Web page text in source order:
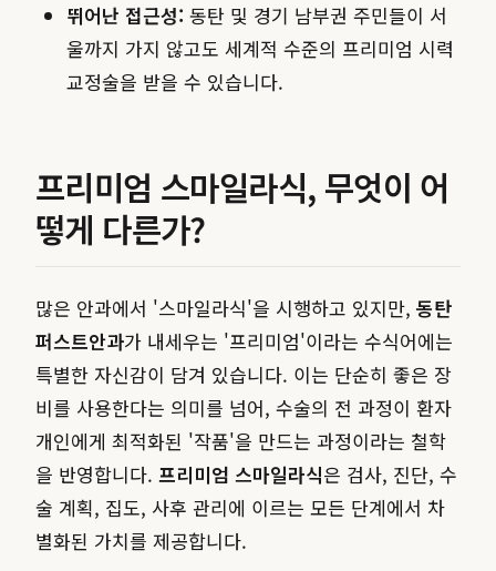
뛰어난 접근성: 동탄 및 경기 남부권 주민들이 서
울까지 가지 않고도 세계적 수준의 프리미엄 시력
교정술을 받을 수 있습니다.
프리미엄 스마일라식, 무엇이 어
떻게 다른가?
많은 안과에서 '스마일라식'을 시행하고 있지만, 동탄
퍼스트안과가 내세우는 '프리미엄'이라는 수식어에는
특별한 자신감이 담겨 있습니다. 이는 단순히 좋은 장
비를 사용한다는 의미를 넘어, 수술의 전 과정이 환자
개인에게 최적화된 '작품'을 만드는 과정이라는 철학
을 반영합니다. 프리미엄 스마일라식은 검사, 진단, 수
술 계획, 집도, 사후 관리에 이르는 모든 단계에서 차
별화된 가치를 제공합니다.